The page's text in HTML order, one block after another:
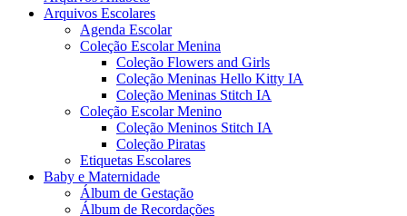
Arquivos Escolares
Agenda Escolar
Coleção Escolar Menina
Coleção Flowers and Girls
Coleção Meninas Hello Kitty IA
Coleção Meninas Stitch IA
Coleção Escolar Menino
Coleção Meninos Stitch IA
Coleção Piratas
Etiquetas Escolares
Baby e Maternidade
Álbum de Gestação
Álbum de Recordações